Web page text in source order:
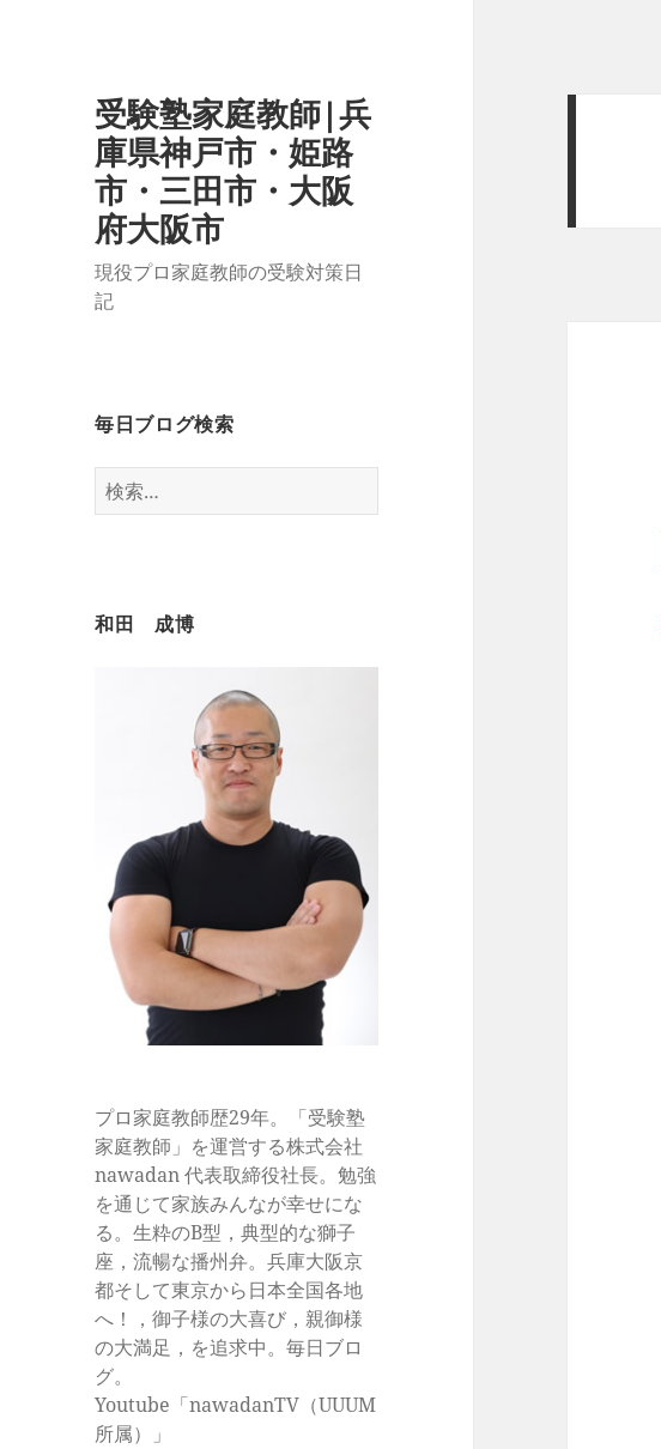
受験塾家庭教師|兵
庫県神戸市・姫路
市・三田市・大阪
府大阪市
現役プロ家庭教師の受験対策日
記
毎日ブログ検索
検
索:
和田 成博
プロ家庭教師歴29年。「受験塾
家庭教師」を運営する株式会社
nawadan 代表取締役社長。勉強
を通じて家族みんなが幸せにな
る。生粋のB型，典型的な獅子
座，流暢な播州弁。兵庫大阪京
都そして東京から日本全国各地
へ！，御子様の大喜び，親御様
の大満足，を追求中。毎日ブロ
グ。
Youtube「nawadanTV（UUUM
所属）」